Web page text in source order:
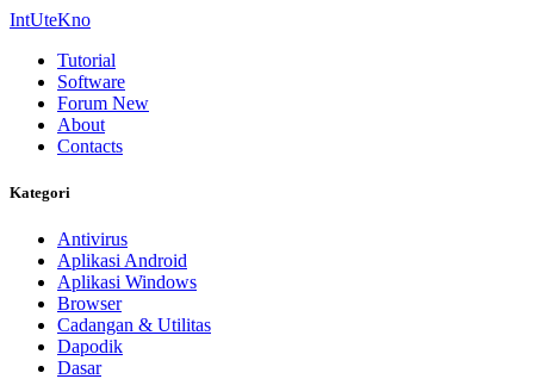
IntUteKno
Tutorial
Software
Forum New
About
Contacts
Kategori
Antivirus
Aplikasi Android
Aplikasi Windows
Browser
Cadangan & Utilitas
Dapodik
Dasar